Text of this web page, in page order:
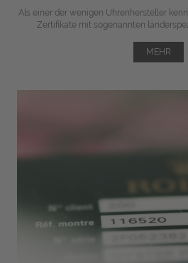
Als einer der wenigen Uhrenhersteller
Zertifikate mit sogenannten
MEHR